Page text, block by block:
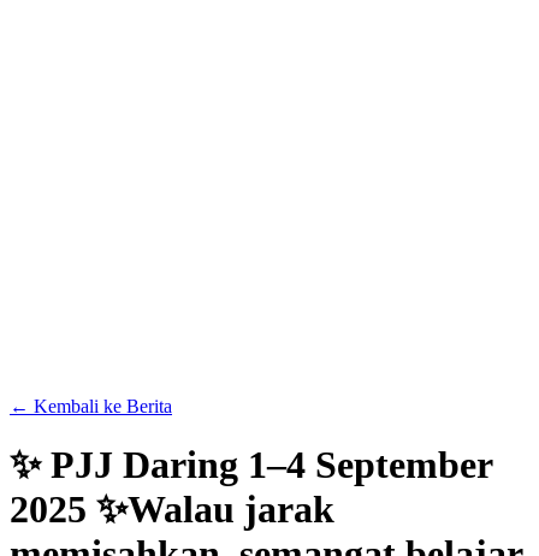
← Kembali ke Berita
✨ PJJ Daring 1–4 September
2025 ✨Walau jarak